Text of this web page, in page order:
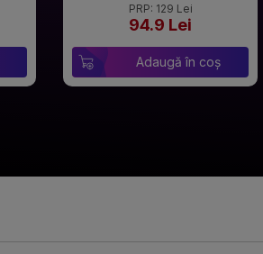
PRP: 129 Lei
94.9 Lei
Adaugă în coș